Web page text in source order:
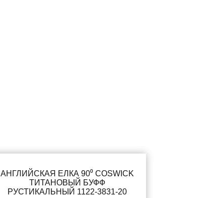
АНГЛИЙСКАЯ ЕЛКА 90⁰ COSWICK
ТИТАНОВЫЙ БУФФ
РУСТИКАЛЬНЫЙ 1122-3831-20